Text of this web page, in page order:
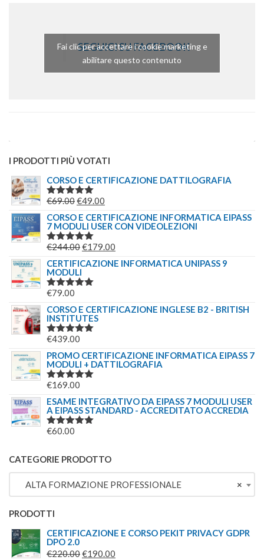
SEGUICI SU FACEBOOK
Fai clic per accettare i cookie marketing e
abilitare questo contenuto
I PRODOTTI PIÙ VOTATI
CORSO E CERTIFICAZIONE DATTILOGRAFIA
VALUTATO
€69.00IL
PREZZO
ORIGINALE
ERA:
€49.00
PREZZO
ATTUALE
È:
CORSO E CERTIFICAZIONE INFORMATICA EIPASS
7 MODULI USER CON VIDEOLEZIONI
VALUTATO
€244.00IL
PREZZO
ERA:
€179.00
PREZZO
CERTIFICAZIONE INFORMATICA UNIPASS 9
MODULI
VALUTATO
€79.00
CORSO E CERTIFICAZIONE INGLESE B2 - BRITISH
INSTITUTES
VALUTATO
€439.00
PROMO CERTIFICAZIONE INFORMATICA EIPASS 7
MODULI + DATTILOGRAFIA
VALUTATO
€169.00
ESAME INTEGRATIVO DA EIPASS 7 MODULI USER
A EIPASS STANDARD - ACCREDITATO ACCREDIA
VALUTATO
€60.00
CATEGORIE PRODOTTO
×
ALTA FORMAZIONE PROFESSIONALE
PRODOTTI
CERTIFICAZIONE E CORSO PEKIT PRIVACY GDPR
DPO 2.0
€220.00IL
€190.00